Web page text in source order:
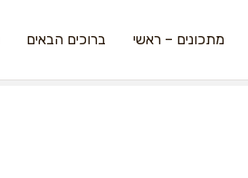
מתכונים – ראשי ברוכים הבאים